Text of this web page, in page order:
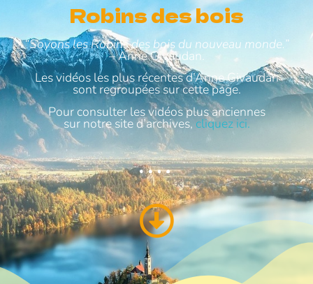
Robins des bois
“Soyons les Robins des bois du nouveau monde.”
–Anne Givaudan.
Les vidéos les plus récentes d’Anne Givaudan
sont regroupées sur cette page.
Pour consulter les vidéos plus anciennes
sur notre site d’archives, cliquez ici.